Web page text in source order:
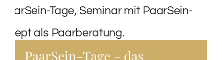
PaarSein-Tage – das